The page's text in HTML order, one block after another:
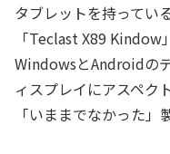
タブレットを持ってい
「Teclast X89
WindowsとAndroidの
ィスプレイにアスペク
「いままでなかった」